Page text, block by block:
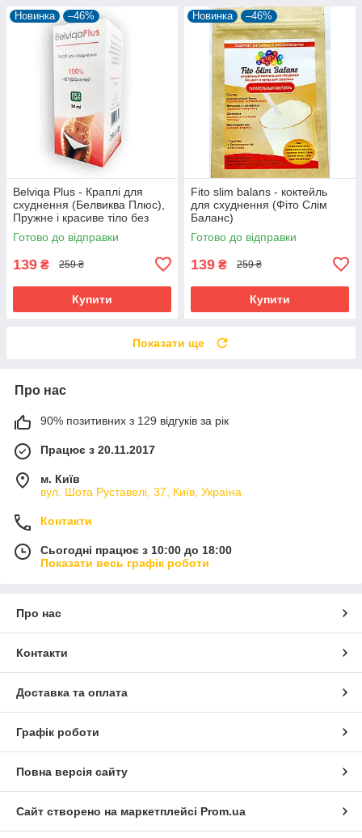
Новинка –46%
Belviqa Plus - Краплі для
схуднення (Белвиква Плюс),
Пружне і красиве тіло без
целюліту
Готово до відправки
139 ₴ 259 ₴
Купити
Новинка –46%
Fito slim balans - коктейль
для схуднення (Фіто Слім
Баланс)
Готово до відправки
139 ₴ 259 ₴
Купити
Показати ще
Про нас
90% позитивних з 129 відгуків за рік
Працює з 20.11.2017
м. Київ
вул. Шота Руставелі, 37, Київ, Україна
Контакти
Сьогодні працює з 10:00 до 18:00
Показати весь графік роботи
Про нас
Контакти
Доставка та оплата
Графік роботи
Повна версія сайту
Сайт створено на маркетплейсі Prom.ua